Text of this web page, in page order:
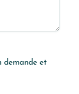
demande et